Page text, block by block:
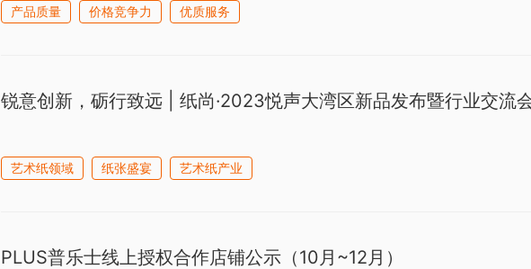
产品质量 价格竞争力 优质服务
锐意创新，砺行致远 | 纸尚·2023悦声大湾区新品发布暨行业交流
艺术纸领域 纸张盛宴 艺术纸产业
PLUS普乐士线上授权合作店铺公示（10月~12月）